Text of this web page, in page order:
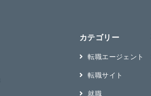
カテゴリー
転職エージェント
転職サイト
就職